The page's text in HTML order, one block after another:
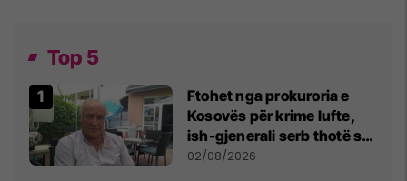
Top 5
Ftohet nga prokuroria e
Kosovës për krime lufte,
ish-gjenerali serb thotë se
dikush e tradhtoi në
02/08/2026